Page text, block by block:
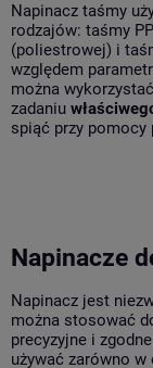
Napinacz taśmy
rodzajów: taśmy
(poliestrowej) i
względem
można
zadaniu
spiąć przy pomocy
Napinacze
Napinacz jest
można stosować
precyzyjne i
używać zarówno